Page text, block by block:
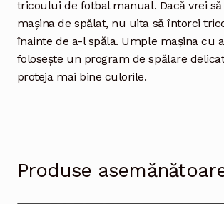
tricoului de fotbal manual. Dacă vrei
mașina de spălat, nu uita să întorci
înainte de a-l spăla. Umple mașina cu
folosește un program de spălare
proteja mai bine culorile.
Produse